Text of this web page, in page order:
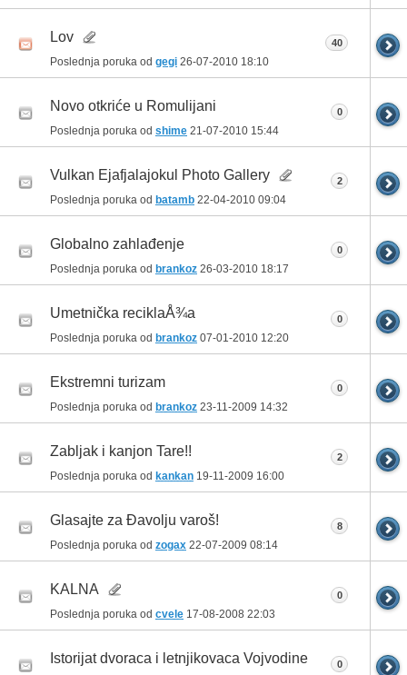
Lov
Poslednja poruka od gegi 26-07-2010 18:10
40
Novo otkriće u Romulijani
Poslednja poruka od shime 21-07-2010 15:44
0
Vulkan Ejafjalajokul Photo Gallery
Poslednja poruka od batamb 22-04-2010 09:04
2
Globalno zahlađenje
Poslednja poruka od brankoz 26-03-2010 18:17
0
Umetnička reciklaÅ¾a
Poslednja poruka od brankoz 07-01-2010 12:20
0
Ekstremni turizam
Poslednja poruka od brankoz 23-11-2009 14:32
0
Zabljak i kanjon Tare!!
Poslednja poruka od kankan 19-11-2009 16:00
2
Glasajte za Đavolju varoš!
Poslednja poruka od zogax 22-07-2009 08:14
8
KALNA
Poslednja poruka od cvele 17-08-2008 22:03
0
Istorijat dvoraca i letnjikovaca Vojvodine 0